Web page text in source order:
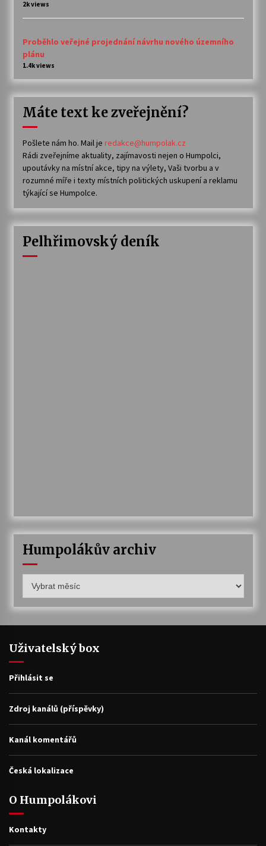
2k views
Proběhlo veřejné projednání návrhu nového územního
plánu
1.4k views
Máte text ke zveřejnění?
Pošlete nám ho. Mail je redakce@humpolak.cz
Rádi zveřejníme aktuality, zajímavosti nejen o Humpolci,
upoutávky na místní akce, tipy na výlety, Vaši tvorbu a v
rozumné míře i texty místních politických uskupení a reklamu
týkající se Humpolce.
Pelhřimovský deník
Humpolákův archiv
archiv
Uživatelský box
Přihlásit se
Zdroj kanálů (příspěvky)
Kanál komentářů
Česká lokalizace
O Humpolákovi
Kontakty